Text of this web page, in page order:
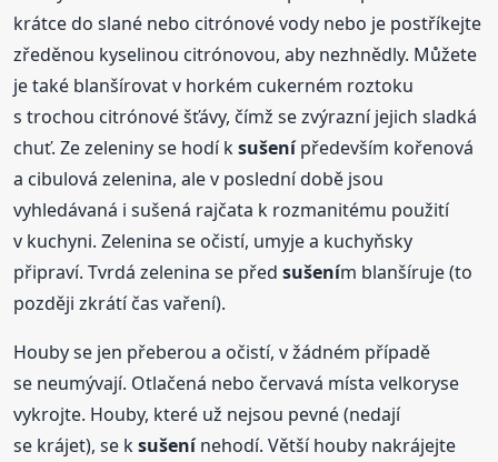
krátce do slané nebo citrónové vody nebo je postříkejte
zředěnou kyselinou citrónovou, aby nezhnědly. Můžete
je také blanšírovat v horkém cukerném roztoku
s trochou citrónové šťávy, čímž se zvýrazní jejich sladká
chuť. Ze zeleniny se hodí ksušenípředevším kořenová
a cibulová zelenina, ale v poslední době jsou
vyhledávaná i sušená rajčata k rozmanitému použití
v kuchyni. Zelenina se očistí, umyje a kuchyňsky
připraví. Tvrdá zelenina se předsušením blanšíruje (to
později zkrátí čas vaření).
Houby se jen přeberou a očistí, v žádném případě
se neumývají. Otlačená nebo červavá místa velkoryse
vykrojte. Houby, které už nejsou pevné (nedají
se krájet), se ksušenínehodí. Větší houby nakrájejte